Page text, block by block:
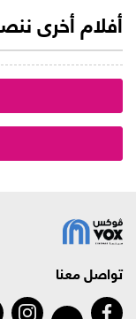
أفلام أخرى
تواصل معنا